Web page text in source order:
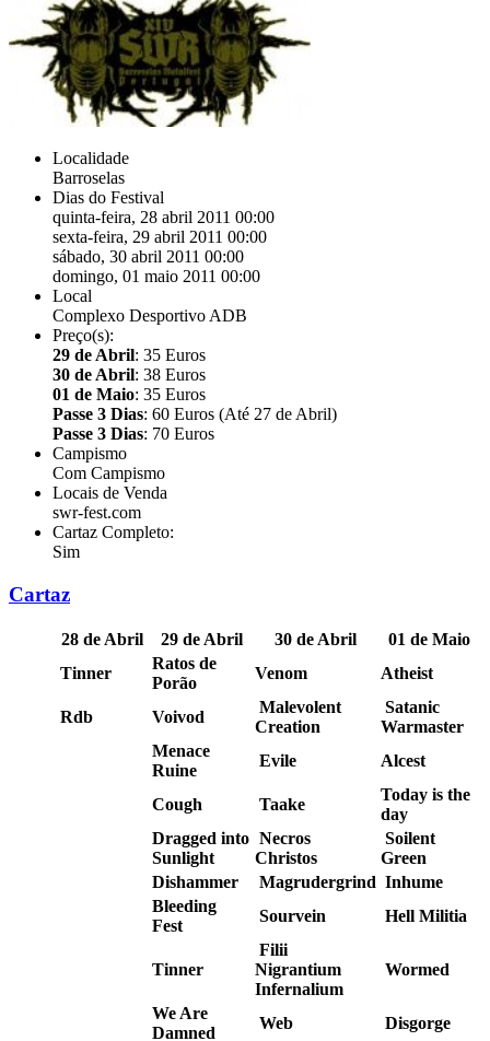
Localidade
Barroselas
Dias do Festival
quinta-feira, 28 abril 2011 00:00
sexta-feira, 29 abril 2011 00:00
sábado, 30 abril 2011 00:00
domingo, 01 maio 2011 00:00
Local
Complexo Desportivo ADB
Preço(s):
29 de Abril: 35 Euros
30 de Abril: 38 Euros
01 de Maio: 35 Euros
Passe 3 Dias: 60 Euros (Até 27 de Abril)
Passe 3 Dias: 70 Euros
Campismo
Com Campismo
Locais de Venda
swr-fest.com
Cartaz Completo:
Sim
Cartaz
28 de Abril 29 de Abril 30 de Abril
01 de Maio
Tinner
Ratos de
Porão
Venom Atheist
Rdb Voivod
Malevolent
Creation
Satanic
Warmaster
Menace
Ruine
Evile Alcest
Cough Taake
Today is the
day
Dragged into
Sunlight
Necros
Christos
Soilent
Green
Dishammer
Magrudergrind Inhume
Bleeding
Fest
Sourvein Hell Militia
Tinner
Filii
Nigrantium
Infernalium
Wormed
We Are
Damned
Web Disgorge